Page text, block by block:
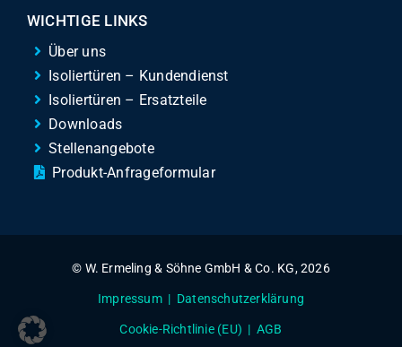
WICHTIGE LINKS
Über uns
Isoliertüren – Kundendienst
Isoliertüren – Ersatzteile
Downloads
Stellenangebote
Produkt-Anfrageformular
© W. Ermeling & Söhne GmbH & Co. KG, 2026
Impressum| Datenschutzerklärung
Cookie-Richtlinie (EU) |AGB